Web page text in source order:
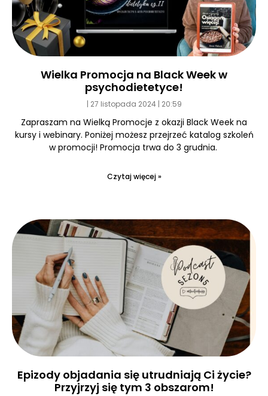
Wielka Promocja na Black Week w
psychodietetyce!
27 listopada 2024 20:59
Zapraszam na Wielką Promocje z okazji Black Week na
kursy i webinary. Poniżej możesz przejrzeć katalog szkoleń
w promocji! Promocja trwa do 3 grudnia.
Czytaj więcej »
Epizody objadania się utrudniają Ci życie?
Przyjrzyj się tym 3 obszarom!